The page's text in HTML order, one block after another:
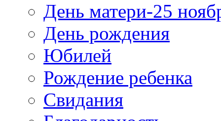
День матери-25
День рождения
Юбилей
Рождение ребенка
Свидания